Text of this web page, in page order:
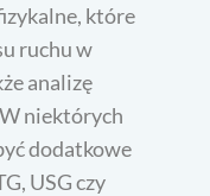
które
ruchu w
analizę
niektórych
dodatkowe
USG czy